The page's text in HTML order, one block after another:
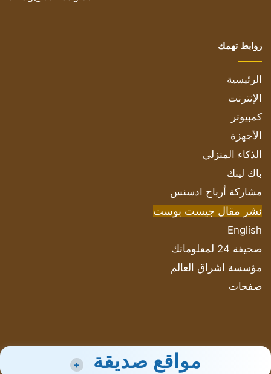
روابط تهمك
الرئيسية
الإنترنت
كمبيوتر
الأجهزة
الذكاء المنزلي
باك لينك
مشاركة أرباح ادسنس
نشر مقال جيست بوست
English
صحيفة 24 لمعلوماتك
مؤسسة اشراق العالم
صفحات
مواقع صديقة +